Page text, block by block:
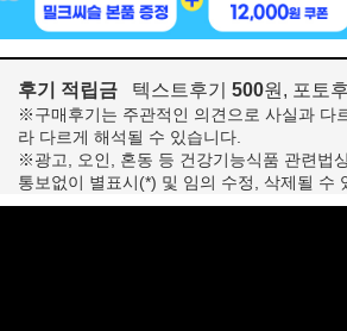
후기 적립금 텍스트후기 500원, 포토
※구매후기는 주관적인 의견으로 사실과 다
라 다르게 해석될 수 있습니다.
※광고, 오인, 혼동 등 건강기능식품 관련법
통보없이 별표시(*) 및 임의 수정, 삭제될 수